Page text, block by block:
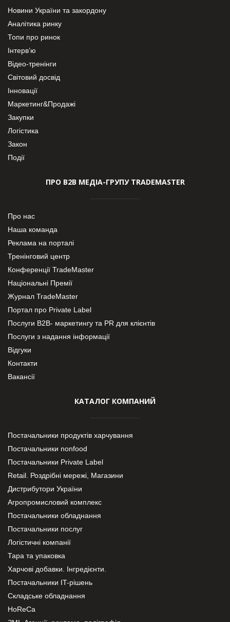
Новини України та закордону
Аналітика ринку
Топи про ринок
Інтерв’ю
Відео-тренінги
Світовий досвід
Інновації
Маркетинг&Продажі
Закупки
Логістика
Закон
Події
ПРО В2В МЕДІА-ГРУПУ TRADEMASTER
Про нас
Наша команда
Реклама на порталі
Тренінговий центр
Конференції TradeMaster
Національні Премії
Журнал TradeMaster
Портал про Private Label
Послуги В2В- маркетингу та PR для клієнтів
Послуги з надання інформації
Відгуки
Контакти
Вакансії
КАТАЛОГ КОМПАНИЙ
Постачальники продуктів харчування
Постачальники nonfood
Постачальники Private Label
Retail. Роздрібні мережі, Магазини
Дистрибутори України
Агропромисловий комплекс
Постачальники обладнання
Постачальники послуг
Логістичні компанії
Тара та упаковка
Харчові добавки. Інгредієнти.
Постачальники IT-рішень
Складське обладнання
HoReCa